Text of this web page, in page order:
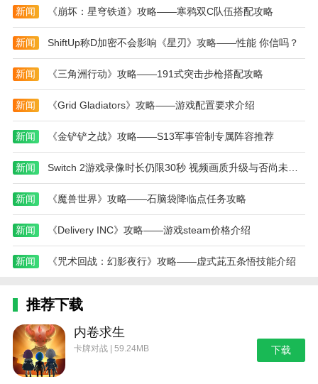
面质量也很好。可以随机选择不同的车型，如公交车、
轿车、跑车等，流畅的操作体验为玩家带来了令人兴奋
的视觉体验。
本站为您提供超凡赛车 免费安卓版的 手机游戏 ，
欢迎大家记住本站网址，本站是您下载安卓手游app最
好的网站！
新闻 《崩坏：星穹铁道》攻略——寒鸦双C队伍搭配攻略
新闻 ShiftUp称D加密不会影响《星刃》攻略——性能 你信吗？
新闻 《三角洲行动》攻略——191式突击步枪搭配攻略
新闻 《Grid Gladiators》攻略——游戏配置要求介绍
新闻 《金铲铲之战》攻略——S13军事管制专属阵容推荐
新闻 Switch 2游戏录像时长仍限30秒 视频画质升级与否尚未明确
新闻 《魔兽世界》攻略——石脑袋降临点任务攻略
新闻 《Delivery INC》攻略——游戏steam价格介绍
新闻 《咒术回战：幻影夜行》攻略——虚式茈五条悟技能介绍
推荐下载
内卷求生
卡牌对战 | 59.24MB 下载